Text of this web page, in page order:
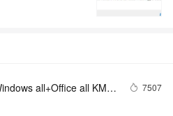
all+Office all KMS
7507